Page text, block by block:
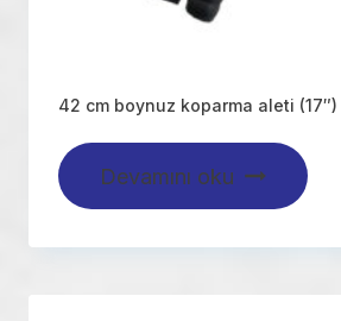
42 cm boynuz koparma aleti (17″)
Devamını oku